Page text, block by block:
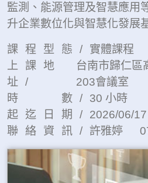
監測、能源管理及智慧應用
升企業數位化與智慧化發展
課程型態/ 實體課程
上課地
址/
台南市歸仁區
203會議室
時 數/ 30 小時
起迄日期/ 2026/06/
聯絡資訊/ 許雅婷